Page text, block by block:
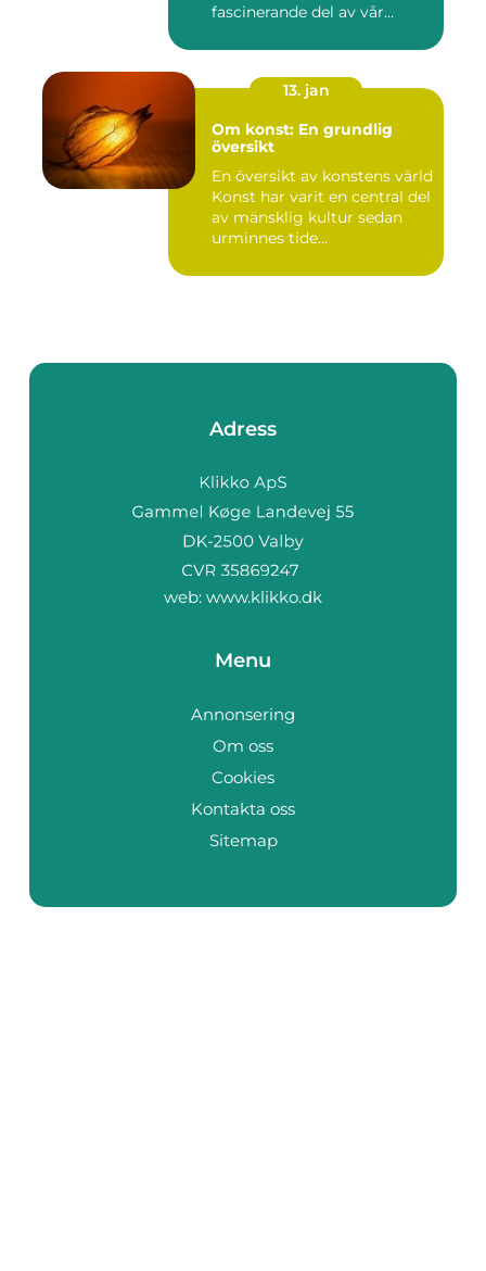
fascinerande del av vår
13. jan
Om konst: En grundlig
översikt
En översikt av konstens värld
Konst har varit en central del
av mänsklig kultur sedan
urminnes tide...
Adress
web: www.klikko.dk
Menu
Annonsering
Om oss
Cookies
Kontakta oss
Sitemap